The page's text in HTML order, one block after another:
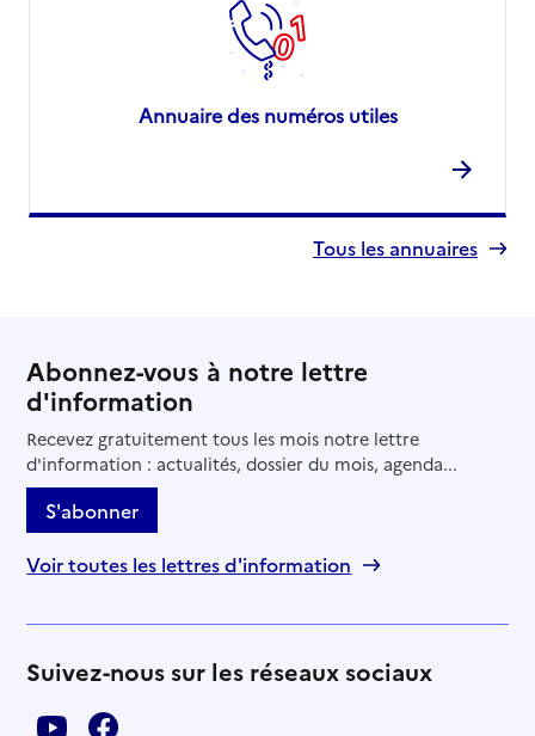
Annuaire des numéros utiles
Tous les annuaires
Abonnez-vous à notre lettre
d'information
Recevez gratuitement tous les mois notre lettre
d'information : actualités, dossier du mois, agenda...
S'abonner
Voir toutes les lettres d'information
Suivez-nous sur les réseaux sociaux